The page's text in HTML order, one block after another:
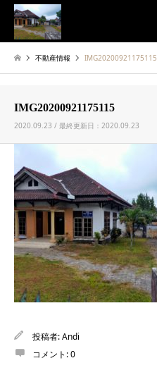
不動産情報 IMG20200921175115
IMG20200921175115
2020.09.23 / 最終更新日：2020.09.23
投稿者:Andi
コメント:0